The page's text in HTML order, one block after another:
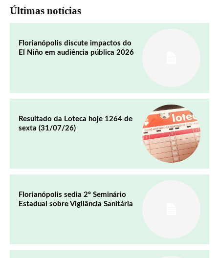
Últimas notícias
Florianópolis discute impactos do
El Niño em audiência pública 2026
Resultado da Loteca hoje 1264 de
sexta (31/07/26)
Florianópolis sedia 2º Seminário
Estadual sobre Vigilância Sanitária